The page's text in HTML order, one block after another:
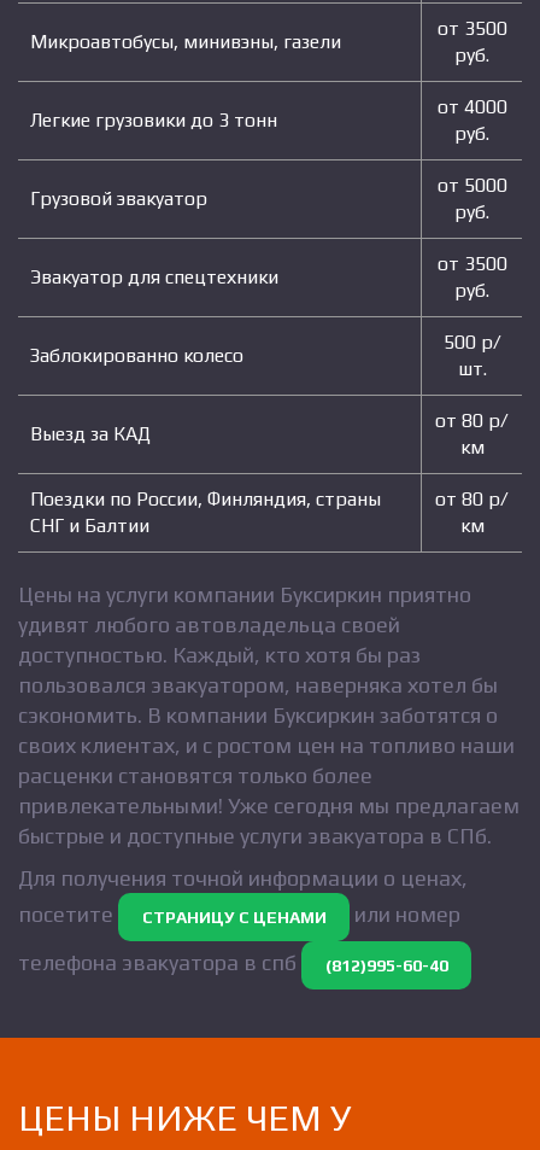
Микроавтобусы, минивэны, газели
от 3500
руб.
Легкие грузовики до 3 тонн
от 4000
руб.
Грузовой эвакуатор
от 5000
руб.
Эвакуатор для спецтехники
от 3500
руб.
Заблокированно колесо
500 р/
шт.
Выезд за КАД
от 80 р/
км
Поездки по России, Финляндия, страны
СНГ и Балтии
от 80 р/
км
Цены на услуги компании Буксиркин приятно
удивят любого автовладельца своей
доступностью. Каждый, кто хотя бы раз
пользовался эвакуатором, наверняка хотел бы
сэкономить. В компании Буксиркин заботятся о
своих клиентах, и с ростом цен на топливо наши
расценки становятся только более
привлекательными! Уже сегодня мы предлагаем
быстрые и доступные услуги эвакуатора в СПб.
Для получения точной информации о ценах,
посетите
СТРАНИЦУ С ЦЕНАМИ
или номер
телефона эвакуатора в спб
(812)995-60-40
ЦЕНЫ НИЖЕ ЧЕМ У